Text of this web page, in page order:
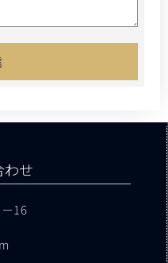
わせ
16